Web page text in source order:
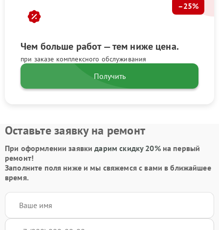
Чем больше работ — тем ниже цена.
при заказе комплексного обслуживания
–25%
Получить
Оставьте заявку на ремонт
При оформлении заявкидарим скидку 20%на первый
ремонт!
Заполните поля ниже и мы свяжемся с вами в ближайшее
время.